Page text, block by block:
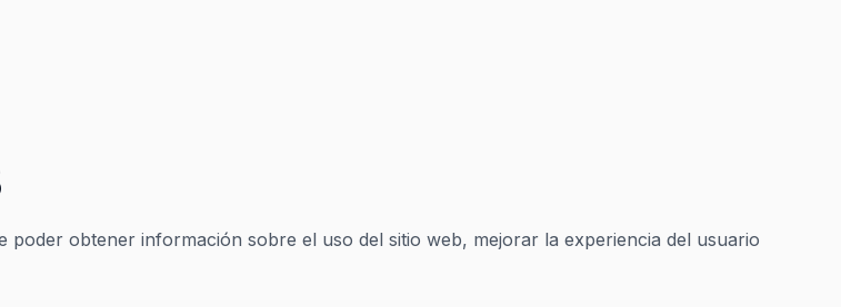
obtener información sobre el uso del sitio web, mejorar la experiencia del usuario